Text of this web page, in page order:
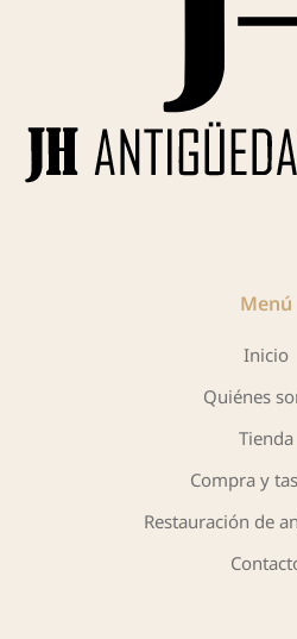
Menú
Inicio
Quiénes
Tienda
Compra y
Restauración de